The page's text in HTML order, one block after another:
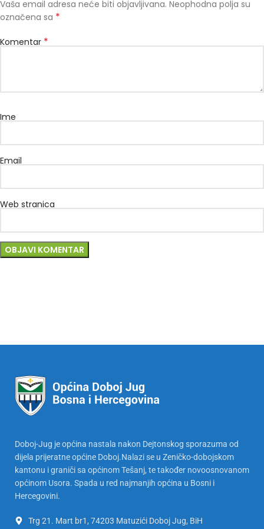
Vaša email adresa neće biti objavljivana. Neophodna polja su
označena sa *
Komentar *
Ime
Email
Web stranica
Doboj-Jug je općina nastala nakon Dejtonskog sporazuma od
dijela prijeratne općine Doboj.Nalazi se u Zeničko-dobojskom
kantonu i graniči sa općinom Tešanj, te također novoosnovanom
općinom Usora. Spada u red najmanjih općina u Bosni i
Hercegovini.
Trg 21. Mart br1, 74203 Matuzići Doboj Jug, BiH